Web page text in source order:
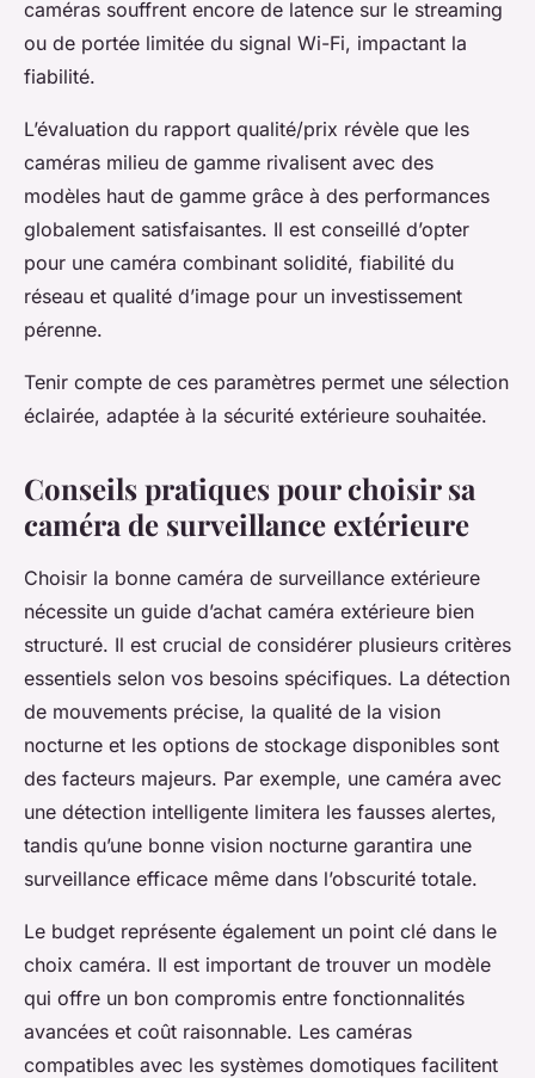
caméras souffrent encore de latence sur le streaming
ou de portée limitée du signal Wi-Fi, impactant la
fiabilité.
L’évaluation du rapport qualité/prix révèle que les
caméras milieu de gamme rivalisent avec des
modèles haut de gamme grâce à des performances
globalement satisfaisantes. Il est conseillé d’opter
pour une caméra combinant solidité, fiabilité du
réseau et qualité d’image pour un investissement
pérenne.
Tenir compte de ces paramètres permet une sélection
éclairée, adaptée à la sécurité extérieure souhaitée.
Conseils pratiques pour choisir sa
caméra de surveillance extérieure
Choisir la bonne caméra de surveillance extérieure
nécessite un guide d’achat caméra extérieure bien
structuré. Il est crucial de considérer plusieurs critères
essentiels selon vos besoins spécifiques. La détection
de mouvements précise, la qualité de la vision
nocturne et les options de stockage disponibles sont
des facteurs majeurs. Par exemple, une caméra avec
une détection intelligente limitera les fausses alertes,
tandis qu’une bonne vision nocturne garantira une
surveillance efficace même dans l’obscurité totale.
Le budget représente également un point clé dans le
choix caméra. Il est important de trouver un modèle
qui offre un bon compromis entre fonctionnalités
avancées et coût raisonnable. Les caméras
compatibles avec les systèmes domotiques facilitent